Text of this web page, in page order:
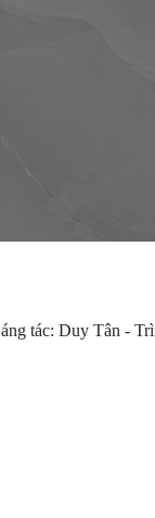
tác: Duy Tân -